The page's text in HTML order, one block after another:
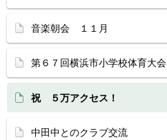
音楽朝会 １１月
第６７回横浜市小学校体育大会
祝 ５万アクセス！
中田中とのクラブ交流